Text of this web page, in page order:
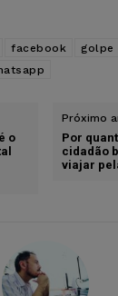
facebook
golpe
o
Próximo
Por
cidadão
viajar